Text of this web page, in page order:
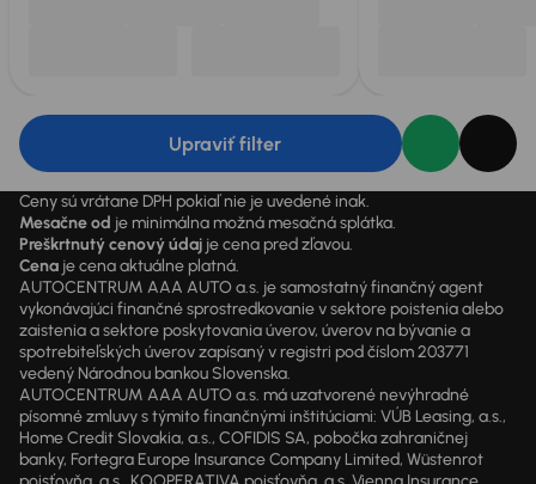
Upraviť filter
Ceny sú vrátane DPH pokiaľ nie je uvedené inak.
Mesačne od je minimálna možná mesačná splátka.
Preškrtnutý cenový údaj je cena pred zľavou.
Cena je cena aktuálne platná.
AUTOCENTRUM AAA AUTO a.s. je samostatný finančný agent
vykonávajúci finančné sprostredkovanie v sektore poistenia alebo
zaistenia a sektore poskytovania úverov, úverov na bývanie a
spotrebiteľských úverov zapísaný v registri pod číslom 203771
vedený Národnou bankou Slovenska.
AUTOCENTRUM AAA AUTO a.s. má uzatvorené nevýhradné
písomné zmluvy s týmito finančnými inštitúciami: VÚB Leasing, a.s.,
Home Credit Slovakia, a.s., COFIDIS SA, pobočka zahraničnej
banky, Fortegra Europe Insurance Company Limited, Wüstenrot